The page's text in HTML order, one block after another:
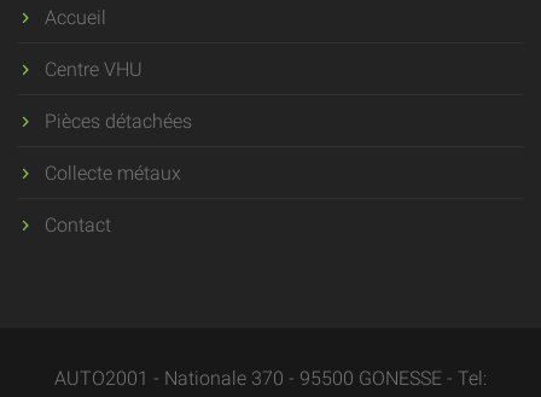
Accueil
Centre VHU
Pièces détachées
Collecte métaux
Contact
AUTO2001 - Nationale 370 - 95500 GONESSE - Tel: